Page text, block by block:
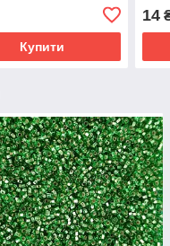
Купити
14